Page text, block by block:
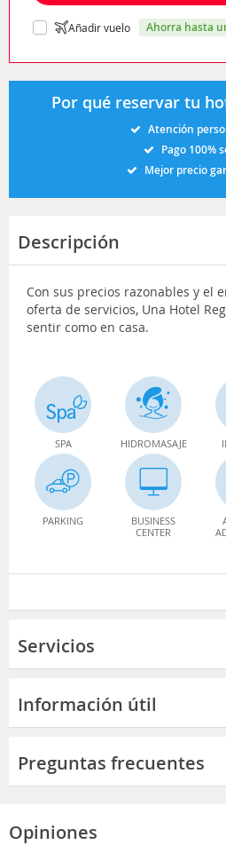
Añadir vuelo ahorra hasta
Por qué reservar tu
Atención
Pago 100%
Mejor precio
Descripción
Con sus precios razonables y el
oferta de servicios, Una Hotel
sentir como en casa.
SPA HIDROMASAJE
PARKING
BUSINESS
CENTER
Servicios
Información útil
Preguntas frecuentes
Opiniones